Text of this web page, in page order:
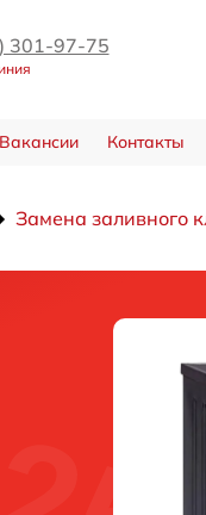
301-97-75
Вакансии Контакты
Замена заливного